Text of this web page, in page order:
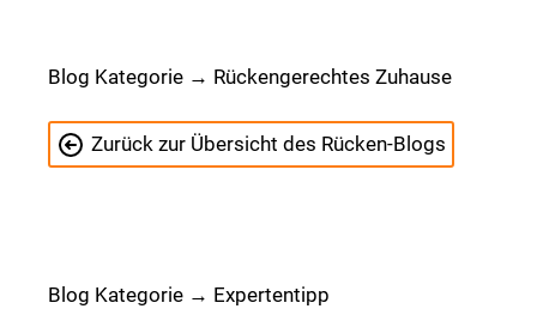
Blog Kategorie → Rückengerechtes Zuhause
Zurück zur Übersicht des Rücken-Blogs
Blog Kategorie → Expertentipp